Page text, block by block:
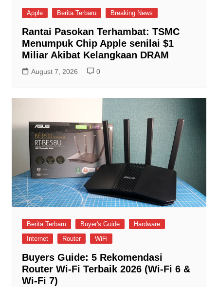
Apple Berita Terbaru Breaking News
Rantai Pasokan Terhambat: TSMC
Menumpuk Chip Apple senilai $1
Miliar Akibat Kelangkaan DRAM
August 7, 2026 0
Berita Terbaru Buyer's Guide
Hardware
Internet
Router WiFi
Buyers Guide: 5 Rekomendasi
Router Wi-Fi Terbaik 2026 (Wi-Fi 6 &
Wi-Fi 7)